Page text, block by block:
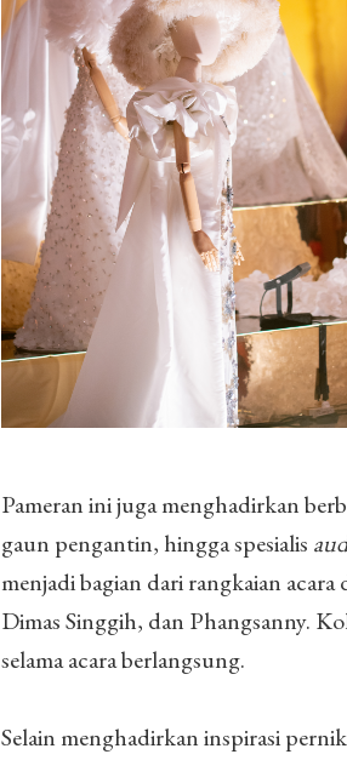
Pameran ini juga menghadirkan
gaun pengantin, hingga spesialis
menjadi bagian dari rangkaian
Dimas Singgih, dan Phangsanny.
selama acara berlangsung.
Selain menghadirkan inspirasi